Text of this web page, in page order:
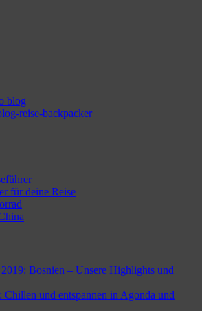
für deine Reise
Bosnien – Unsere Highlights und
Chillen und entspannen in Agonda und